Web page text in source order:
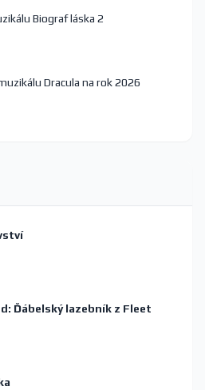
Biograf láska 2
Dracula na rok 2026
Ďábelský lazebník z Fleet